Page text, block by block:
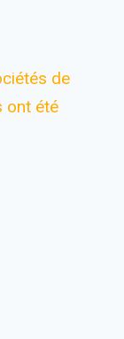
de
ont été